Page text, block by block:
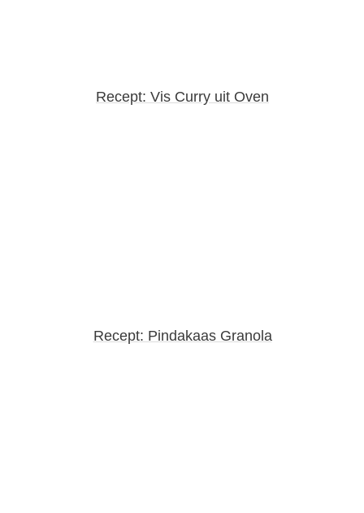
Recept: Vis Curry uit Oven
Recept: Pindakaas Granola